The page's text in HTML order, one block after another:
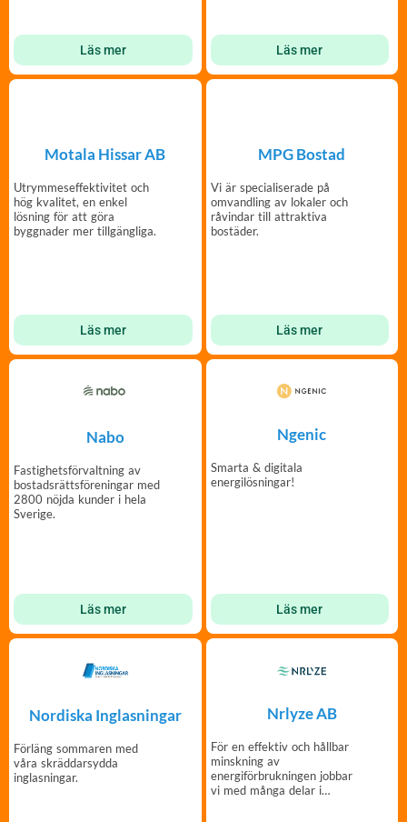
Läs mer Läs mer
Motala Hissar AB
Utrymmeseffektivitet och
hög kvalitet, en enkel
lösning för att göra
byggnader mer tillgängliga.
Läs mer
MPG Bostad
Vi är specialiserade på
omvandling av lokaler och
råvindar till attraktiva
bostäder.
Läs mer
Nabo
Fastighetsförvaltning av
bostadsrättsföreningar med
2800 nöjda kunder i hela
Sverige.
Läs mer
Ngenic
Smarta & digitala
energilösningar!
Läs mer
Nordiska Inglasningar
Förläng sommaren med
våra skräddarsydda
inglasningar.
Nrlyze AB
För en effektiv och hållbar
minskning av
energiförbrukningen jobbar
vi med många delar i